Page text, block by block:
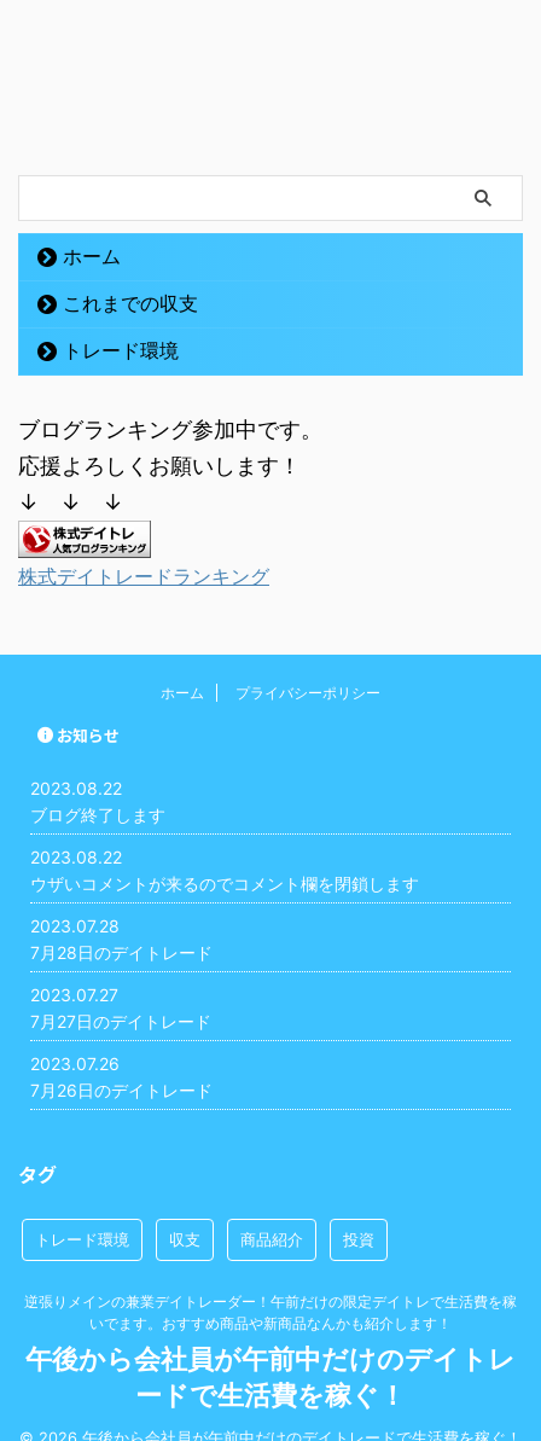
ホーム
これまでの収支
トレード環境
ブログランキング参加中です。
応援よろしくお願いします！
↓ ↓ ↓
株式デイトレードランキング
ホーム プライバシーポリシー
お知らせ
2023.08.22
ブログ終了します
2023.08.22
ウザいコメントが来るのでコメント欄を閉鎖します
2023.07.28
7月28日のデイトレード
2023.07.27
7月27日のデイトレード
2023.07.26
7月26日のデイトレード
タグ
トレード環境 収支 商品紹介 投資
逆張りメインの兼業デイトレーダー！午前だけの限定デイトレで生活費を稼
いでます。おすすめ商品や新商品なんかも紹介します！
午後から会社員が午前中だけのデイトレ
ードで生活費を稼ぐ！